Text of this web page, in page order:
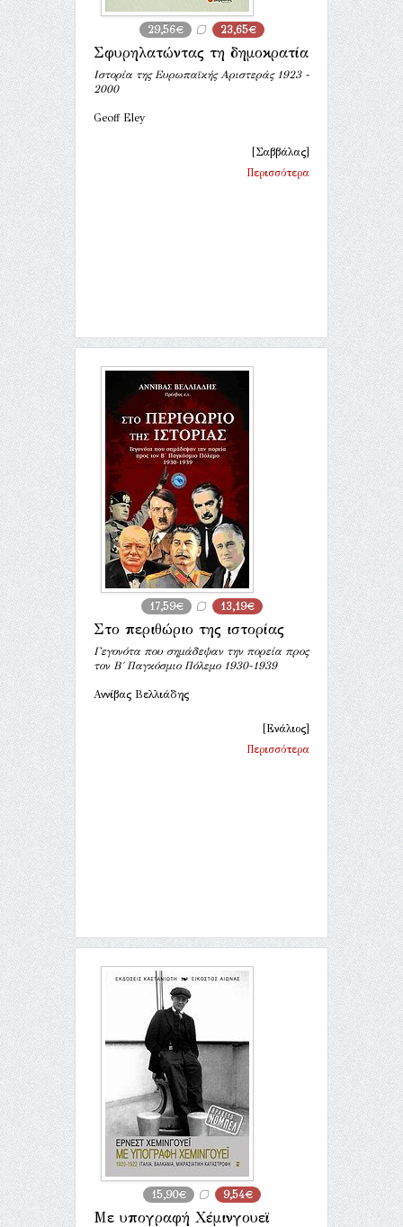
29,56€ 23,65€
Σφυρηλατώντας τη δηµοκρατία
Ιστορία της Ευρωπαϊκής Αριστεράς 1923 -
2000
Geoff Eley
[Σαββάλας]
Περισσότερα
17,59€ 13,19€
Στο περιθώριο της ιστορίας
Γεγονότα που σημάδεψαν την πορεία προς
τον Β΄ Παγκόσμιο Πόλεμο 1930-1939
Αννίβας Βελλιάδης
[Ενάλιος]
Περισσότερα
15,90€ 9,54€
Με υπογραφή Χέμινγουεϊ